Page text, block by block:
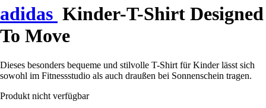
adidas Kinder-T-Shirt Designed
To Move
Dieses besonders bequeme und stilvolle T-Shirt für Kinder lässt sich
sowohl im Fitnessstudio als auch draußen bei Sonnenschein tragen.
Produkt nicht verfügbar